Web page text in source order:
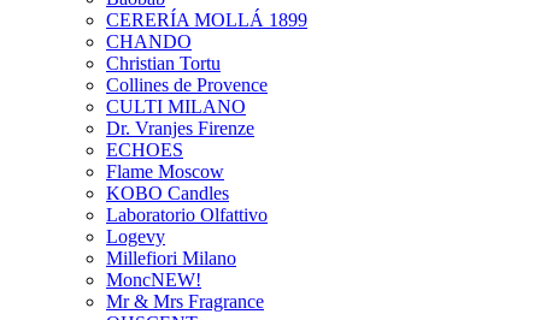
CERERÍA MOLLÁ 1899
CHANDO
Christian Tortu
Collines de Provence
CULTI MILANO
Dr. Vranjes Firenze
ECHOES
Flame Moscow
KOBO Candles
Laboratorio Olfattivo
Logevy
Millefiori Milano
MoncNEW!
Mr & Mrs Fragrance